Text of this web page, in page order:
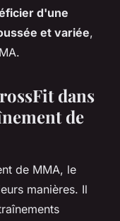
d'une
et variée,
dans
de
de MMA, le
manières. Il